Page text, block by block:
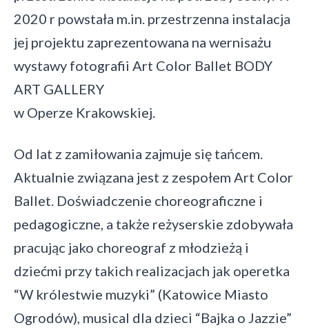
2020 r powstała m.in. przestrzenna instalacja
jej projektu zaprezentowana na wernisażu
wystawy fotografii Art Color Ballet BODY
ART GALLERY
w Operze Krakowskiej.
Od lat z zamiłowania zajmuje się tańcem.
Aktualnie związana jest z zespołem Art Color
Ballet. Doświadczenie choreograficzne i
pedagogiczne, a także reżyserskie zdobywała
pracując jako choreograf z młodzieżą i
dziećmi przy takich realizacjach jak operetka
“W królestwie muzyki” (Katowice Miasto
Ogrodów), musical dla dzieci “Bajka o Jazzie”